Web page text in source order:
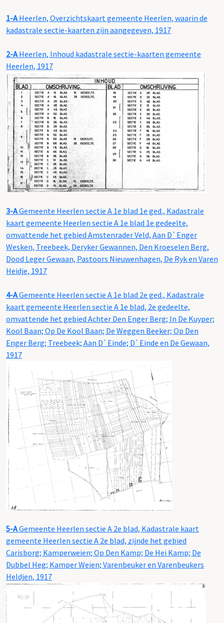
1-AHeerlen, Overzichtskaart gemeente Heerlen, waarin de
kadastrale sectie-kaarten zijn aangegeven, 1917
2-AHeerlen, Inhoud kadastrale sectie-kaarten gemeente
Heerlen, 1917
3-AGemeente Heerlen sectie A 1e blad 1e ged., Kadastrale
kaart gemeente Heerlen sectie A 1e blad 1e gedeelte,
omvattende het gebied Amstenrader Veld, Aan D`Enger
Wesken, Treebeek, Deryker Gewannen, Den Kroeselen Berg,
Dood Leger Gewaan, Pastoors Nieuwenhagen, De Ryk en Varen
Heidje, 1917
4-AGemeente Heerlen sectie A 1e blad 2e ged., Kadastrale
kaart gemeente Heerlen sectie A 1e blad, 2e gedeelte,
omvattende het gebied Achter Den Enger Berg; In De Kuyper;
Kool Baan; Op De Kool Baan; De Weggen Beeker; Op Den
Enger Berg; Treebeek; Aan D`Einde; D`Einde en De Gewaan,
1917
5-AGemeente Heerlen sectie A 2e blad, Kadastrale kaart
gemeente Heerlen sectie A 2e blad, zijnde het gebied
Carisborg; Kamperweien; Op Den Kamp; De Hei Kamp; De
Dubbel Heg; Kamper Weien; Varenbeuker en Varenbeukers
Heldjen, 1917